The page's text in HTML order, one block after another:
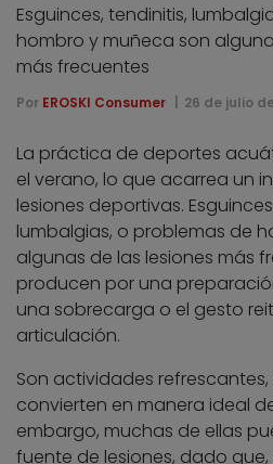
Esguinces, tendinitis,
hombro y muñeca son
más frecuentes
Por EROSKI Consumer 26 de julio
La práctica de deportes
el verano, lo que acarrea un
lesiones deportivas.
lumbalgias, o problemas de
algunas de las lesiones más
producen por una
una sobrecarga o el gesto
articulación.
Son actividades
convierten en manera ideal
embargo, muchas de ellas
fuente de lesiones, dado que,